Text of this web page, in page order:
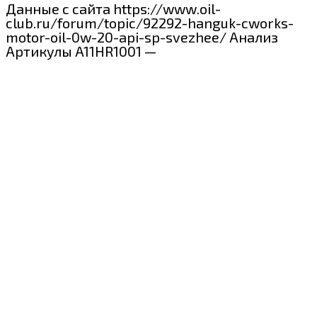
Данные с сайта https://www.oil-
club.ru/forum/topic/92292-hanguk-cworks-
motor-oil-0w-20-api-sp-svezhee/ Анализ
Артикулы A11HR1001 —